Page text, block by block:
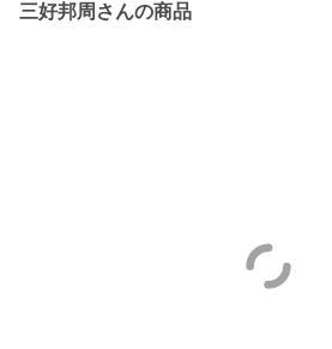
三好邦周さんの商品